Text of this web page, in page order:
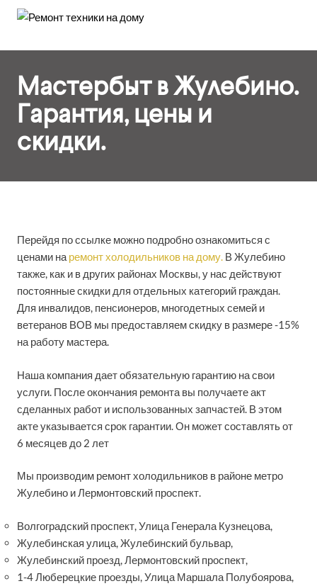
Мастербыт в Жулебино.
Гарантия, цены и
скидки.
Перейдя по ссылке можно подробно ознакомиться с
ценами на ремонт холодильников на дому. В Жулебино
также, как и в других районах Москвы, у нас действуют
постоянные скидки для отдельных категорий граждан.
Для инвалидов, пенсионеров, многодетных семей и
ветеранов ВОВ мы предоставляем скидку в размере -15%
на работу мастера.
Наша компания дает обязательную гарантию на свои
услуги. После окончания ремонта вы получаете акт
сделанных работ и использованных запчастей. В этом
акте указывается срок гарантии. Он может составлять от
6 месяцев до 2 лет
Мы производим ремонт холодильников в районе метро
Жулебино и Лермонтовский проспект.
Волгоградский проспект, Улица Генерала Кузнецова,
Жулебинская улица, Жулебинский бульвар,
Жулебинский проезд, Лермонтовский проспект,
1-4 Люберецкие проезды, Улица Маршала Полубоярова,